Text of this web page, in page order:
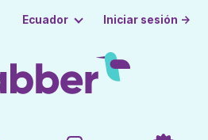
Ecuador Iniciar sesión →